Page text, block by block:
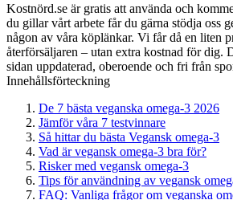
Kostnörd.se är gratis att använda och
du gillar vårt arbete får du gärna stödja oss
någon av våra köplänkar. Vi får då en liten
återförsäljaren – utan extra kostnad för dig.
sidan uppdaterad, oberoende och fri från
Innehållsförteckning
De 7 bästa veganska omega-3 2026
Jämför våra 7 testvinnare
Så hittar du bästa Vegansk omega-3
Vad är vegansk omega-3 bra för?
Risker med vegansk omega-3
Tips för användning av vegansk
FAQ: Vanliga frågor om veganska